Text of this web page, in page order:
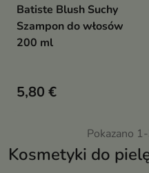
Kosmetyki do
Batiste Blush Suchy
Szampon do włosów
200 ml
5,80 €
Pokazano